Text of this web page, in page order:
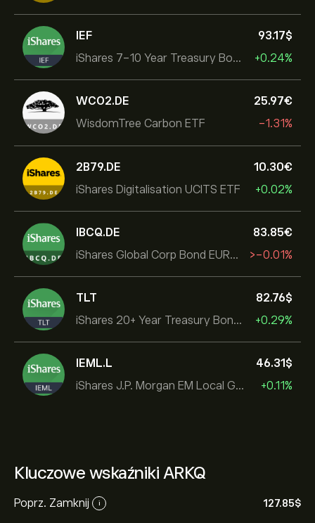
IEF
iShares 7-10 Year Treasury Bond ETF
93.17‎$‎
+0.24%
WCO2.DE
WisdomTree Carbon ETF
25.97‎€‎
-1.31%
2B79.DE
iShares Digitalisation UCITS ETF
10.30‎€‎
+0.02%
IBCQ.DE
iShares Global Corp Bond EUR Hedged UCITS ETF Dist
83.85‎€‎
‎>-‎0.01%
TLT
iShares 20+ Year Treasury Bond ETF
82.76‎$‎
+0.29%
IEML.L
iShares J.P. Morgan EM Local Govt Bond UCITS ETF
46.31‎$‎
+0.11%
Kluczowe wskaźniki ARKQ
Poprz. Zamknij i 127.85‎$‎